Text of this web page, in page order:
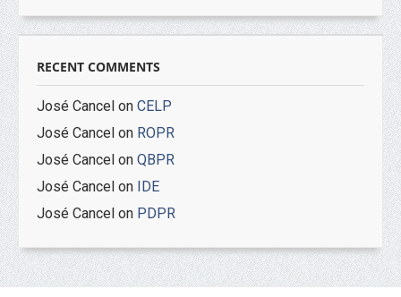
RECENT COMMENTS
José Cancel on CELP
José Cancel on ROPR
José Cancel on QBPR
José Cancel on IDE
José Cancel on PDPR